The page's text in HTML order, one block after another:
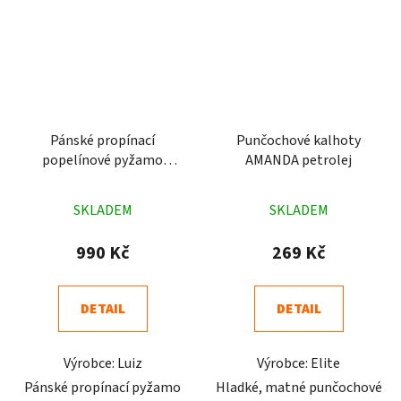
Pánské propínací
popelínové pyžamo
hodnocení
produktu
4,8
z
hvězdiček.
SKLADEM
990 Kč
DETAIL
Výrobce: Luiz
Pánské propínací pyžamo
Punčochové kalhoty
AMANDA petrolej
hodnocení
produktu
4,6
z
hvězdiček.
SKLADEM
269 Kč
DETAIL
Výrobce: Elite
Hladké, matné punčochové